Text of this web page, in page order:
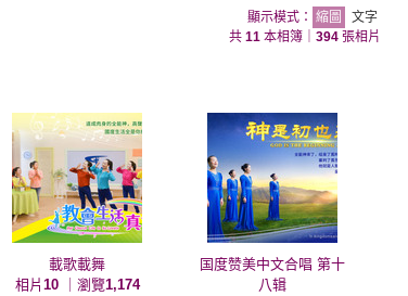
顯示模式： 縮圖
文字
共 11 本相簿｜ 394 張相片
載歌載舞
相片 10｜瀏覽1,174
国度赞美中文合唱 第十
八辑